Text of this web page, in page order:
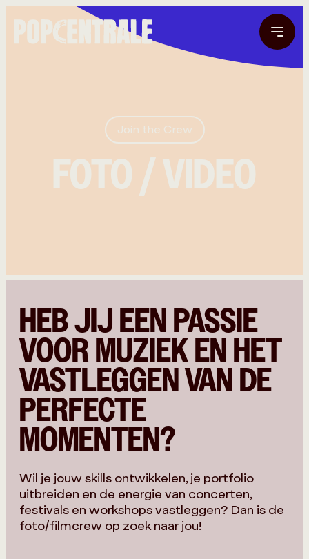
Join the Crew
FOTO / VIDEO
HEB JIJ EEN PASSIE
VOOR MUZIEK EN HET
VASTLEGGEN VAN DE
PERFECTE
MOMENTEN?
Wil je jouw skills ontwikkelen, je portfolio
uitbreiden en de energie van concerten,
festivals en workshops vastleggen? Dan is de
foto/filmcrew op zoek naar jou!